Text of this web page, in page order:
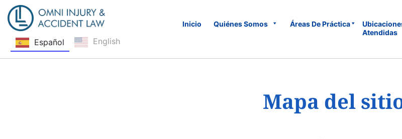
Saltar navegación
Español English
Inicio Quiénes Somos Áreas De Práctica
Atendidas
Mapa del